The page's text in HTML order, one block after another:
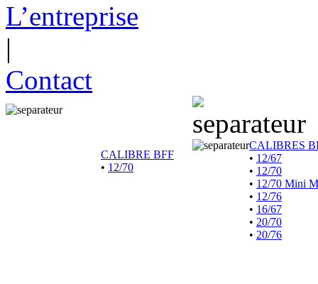
L’entreprise
|
Contact
CALIBRE BFF
• 12/70
CALIBRES
• 12/67
• 12/70
• 12/70 Mini
• 12/76
• 16/67
• 20/70
• 20/76